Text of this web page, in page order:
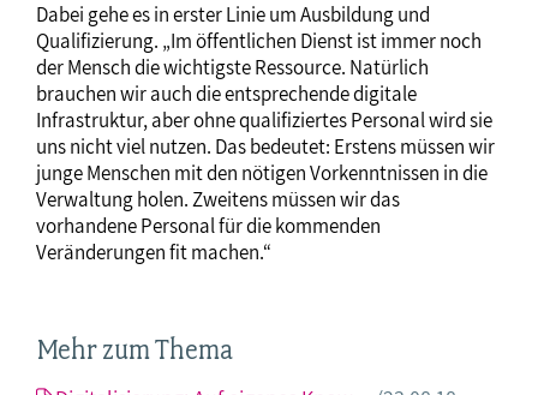
Dabei gehe es in erster Linie um Ausbildung und
Qualifizierung. „Im öffentlichen Dienst ist immer noch
der Mensch die wichtigste Ressource. Natürlich
brauchen wir auch die entsprechende digitale
Infrastruktur, aber ohne qualifiziertes Personal wird sie
uns nicht viel nutzen. Das bedeutet: Erstens müssen wir
junge Menschen mit den nötigen Vorkenntnissen in die
Verwaltung holen. Zweitens müssen wir das
vorhandene Personal für die kommenden
Veränderungen fit machen.“
Mehr zum Thema